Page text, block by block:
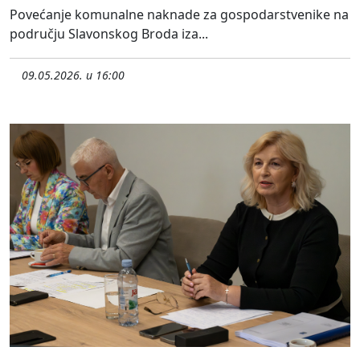
Povećanje komunalne naknade za gospodarstvenike na
području Slavonskog Broda iza...
09.05.2026. u 16:00